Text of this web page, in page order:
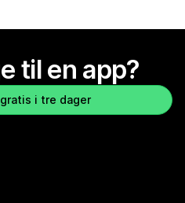
til en app?
i tre dager